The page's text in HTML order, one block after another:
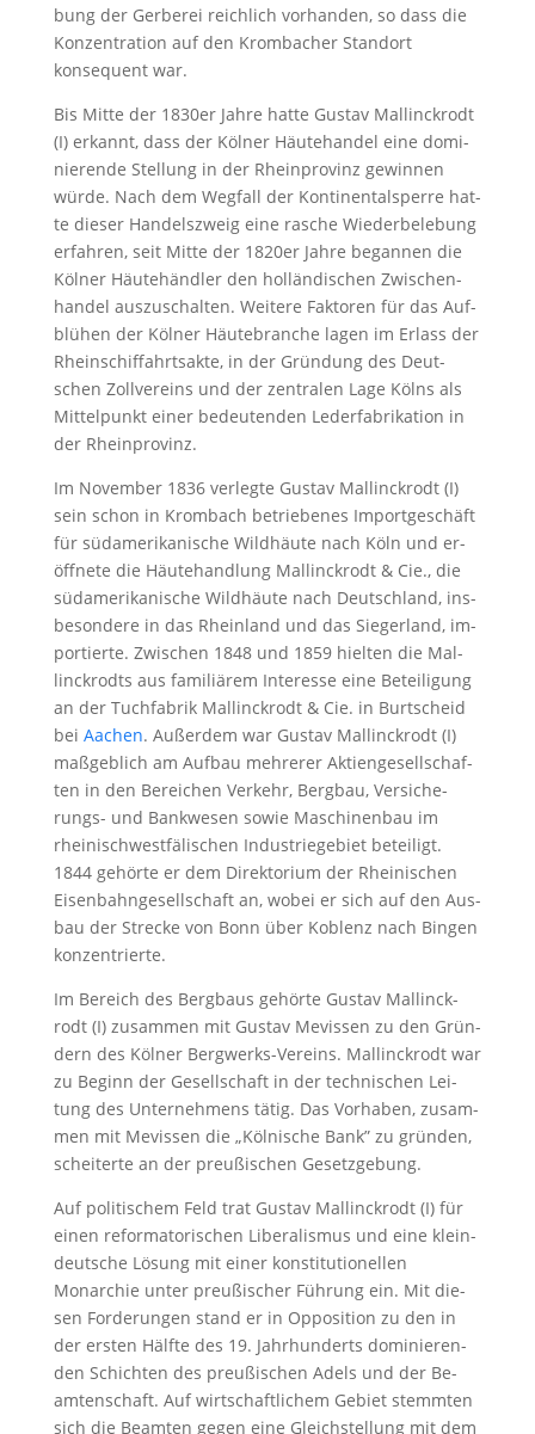
bung der Ger­be­rei reich­lich vor­han­den, so dass die
Kon­zen­tra­ti­on auf den Krom­ba­cher Stand­ort
konsequent war.
Bis Mit­te der 1830er Jah­re hat­te Gus­tav Mal­linck­rodt
(I) er­kannt, dass der Kölner Häutehan­del ei­ne do­mi­
nie­ren­de Stel­lung in der Rhein­pro­vinz ge­win­nen
würde. Nach dem Weg­fall der Kon­ti­nen­tal­sper­re hat­
te die­ser Han­dels­zweig ei­ne ra­sche Wie­der­be­le­bung
er­fah­ren, seit Mit­te der 1820er Jah­re be­gan­nen die
Köl­ner Häutehändler den hol­län­di­schen Zwi­schen­
han­del aus­zu­schal­ten. Wei­te­re Fak­to­ren für das Auf­
blü­hen der Köl­ner Häu­te­bran­che la­gen im Er­lass der
Rhein­schif­fahrts­ak­te, in der Grün­dung des Deut­
schen Zoll­ver­eins und der zen­tra­len La­ge Kölns als
Mit­tel­punkt ei­ner be­deu­ten­den Le­der­fa­bri­ka­ti­on in
der Rhein­pro­vinz.
Im No­vem­ber 1836 ver­leg­te Gus­tav Mal­linck­rodt (I)
sein schon in Krom­bach be­trie­be­nes Im­port­ge­schäft
für süd­ame­ri­ka­ni­sche Wild­häu­te nach Köln und er­
öff­ne­te die Häutehand­lung Mal­linck­rodt & Cie., die
süd­ame­ri­ka­ni­sche Wild­häu­te nach Deutschland, ins­
be­son­de­re in das Rhein­land und das Sie­ger­land, im­
por­tier­te. Zwi­schen 1848 und 1859 hiel­ten die Mal­
linck­rodts aus fa­mi­liä­rem In­ter­es­se ei­ne Be­tei­li­gung
an der Tuch­fa­brik Mal­linck­rodt & Cie. in Burt­scheid
bei Aa­chen. Au­ßer­dem war Gus­tav Mallinck­rodt (I)
ma­ß­geb­lich am Auf­bau meh­re­rer Ak­ti­en­ge­sell­schaf­
ten in den Be­rei­chen Ver­kehr, Berg­bau, Ver­si­che­
rungs- und Bank­we­sen so­wie Ma­schi­nen­bau im
rheinischwest­fä­li­schen In­dus­trie­ge­biet be­tei­ligt.
1844 ge­hör­te er dem Di­rek­to­ri­um der Rhei­ni­schen
Ei­sen­bahn­ge­sell­schaft an, wo­bei er sich auf den Aus­
bau der Stre­cke von Bonn über Ko­blenz nach Bin­gen
kon­zen­trier­te.
Im Be­reich des Berg­baus ge­hör­te Gus­tav Mal­linck­
rodt (I) zu­sam­men mit Gus­tav Mevissen zu den Grün­
dern des Köl­ner Berg­werks-Ver­eins. Mal­linck­rodt war
zu Be­ginn der Ge­sell­schaft in der tech­ni­schen Lei­
tung des Un­ter­neh­mens tä­tig. Das Vor­ha­ben, zusam­
men mit Me­vis­sen die „Köl­ni­sche Bank” zu grün­den,
schei­ter­te an der preußischen Ge­setz­ge­bung.
Auf po­li­ti­schem Feld trat Gus­tav Mal­linck­rodt (I) für
ei­nen re­for­ma­to­ri­schen Liberalismus und ei­ne klein­
deut­sche Lö­sung mit ei­ner kon­sti­tu­tio­nel­len
Monarchie un­ter preu­ßi­scher Füh­rung ein. Mit die­
sen For­de­run­gen stand er in Opposition zu den in
der ers­ten Hälf­te des 19. Jahr­hun­derts do­mi­nie­ren­
den Schich­ten des preu­ßi­schen Adels und der Be­
am­ten­schaft. Auf wirt­schaft­li­chem Ge­biet stemm­ten
sich die Be­am­ten ge­gen ei­ne Gleich­stel­lung mit dem